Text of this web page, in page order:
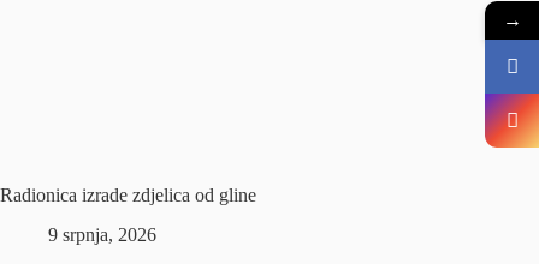
Radionica izrade zdjelica od gline
9 srpnja, 2026
→